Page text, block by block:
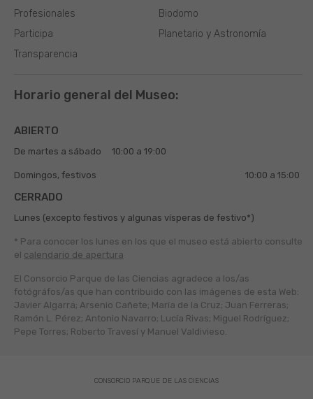
Biodomo
Planetario y Astronomía
Profesionales
Participa
Transparencia
Horario general del Museo:
ABIERTO
De martes a sábado 10:00 a 19:00
Domingos, festivos 10:00 a 15:00
CERRADO
Lunes (excepto festivos y algunas vísperas de festivo*)
* Para conocer los lunes en los que el museo está abierto consulte
el calendario de apertura
El Consorcio Parque de las Ciencias agradece a los/as
fotógráfos/as que han contribuido con las imágenes de esta Web:
Javier Algarra; Arsenio Cañete; María de la Cruz; Juan Ferreras;
Ramón L. Pérez; Antonio Navarro; Lucía Rivas; Miguel Rodríguez;
Pepe Torres; Roberto Travesí y Manuel Valdivieso.
CONSORCIO PARQUE DE LAS CIENCIAS